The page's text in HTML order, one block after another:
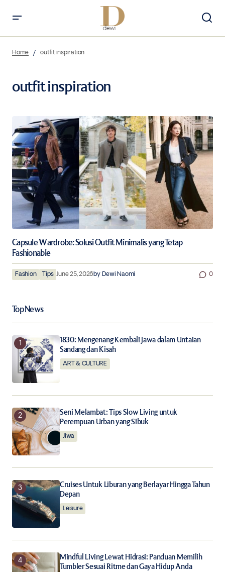
Home outfit inspiration
outfit inspiration
Capsule Wardrobe: Solusi Outfit Minimalis yang Tetap
Fashionable
Fashion Tips June 25, 2026by Dewi Naomi 0
Top News
1830: Mengenang Kembali Jawa dalam Untaian
Sandang dan Kisah
ART & CULTURE
Seni Melambat: Tips Slow Living untuk
Perempuan Urban yang Sibuk
Jiwa
Cruises Untuk Liburan yang Berlayar Hingga Tahun
Depan
Leisure
Mindful Living Lewat Hidrasi: Panduan Memilih
Tumbler Sesuai Ritme dan Gaya Hidup Anda